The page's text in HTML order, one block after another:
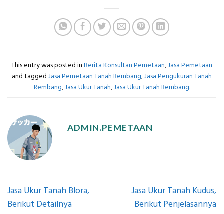
This entry was posted in Berita Konsultan Pemetaan,Jasa Pemetaan
and tagged Jasa Pemetaan Tanah Rembang,Jasa Pengukuran Tanah
Rembang,Jasa Ukur Tanah,Jasa Ukur Tanah Rembang.
ADMIN.PEMETAAN
Jasa Ukur Tanah Blora,
Berikut Detailnya
Jasa Ukur Tanah Kudus,
Berikut Penjelasannya